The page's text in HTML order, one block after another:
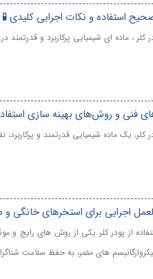
استفاده و نکات اجرایی کلیدی 🧪
کلر ، ماده ای شیمیایی پرکاربرد و
فنی و روش‌های بهینه سازی
کلر، یک ماده شیمیایی قدرتمند و
اجرایی برای استخرهای خانگی
از پودر کلر یکی از روش های رایج
های مضر، به حفظ سلامت